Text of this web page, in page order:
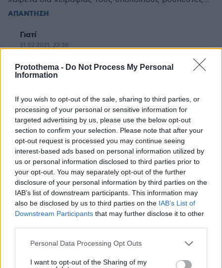
Protothema - Do Not Process My Personal
Information
If you wish to opt-out of the sale, sharing to third parties, or
processing of your personal or sensitive information for
targeted advertising by us, please use the below opt-out
section to confirm your selection. Please note that after your
opt-out request is processed you may continue seeing
interest-based ads based on personal information utilized by
us or personal information disclosed to third parties prior to
your opt-out. You may separately opt-out of the further
disclosure of your personal information by third parties on the
IAB’s list of downstream participants. This information may
also be disclosed by us to third parties on the IAB’s List of
Downstream Participants that may further disclose it to other
Please note that this website/app uses one or more Google
not limited to your visit or usage behaviour. You may click to
Personal Data Processing Opt Outs
I want to opt-out of the Sharing of my
ΑΠΑΝΤΗΣΗ
Γιατί
21.02.2021, 22:36
ΑΠΑΝΤΗΣΗ
kyriakos
21.02.2021, 23:46
Από καρδίας εύχομαι να τα πιστεύετε αυτά. Εγώ
είμαι σίγουρος ότι αυτό είναι το λιγότερο που
κάνουν αυτά τα ρεμάλια που ψηφίζει η πλεμπα.
ΑΠΑΝΤΗΣΗ
Έχω να καταγγείλω τον
Χαικαλη στο πεδίο Άρεως να φοράει μια καπαρτινα κ
από κάτω να είναι τέλειος γυμνός κ να πηγαίνει
μπροστά στις γυναίκες κ να ανοίγει την καμπαρντίνα
του. Παρακαλώ κάντε το εικόνα...